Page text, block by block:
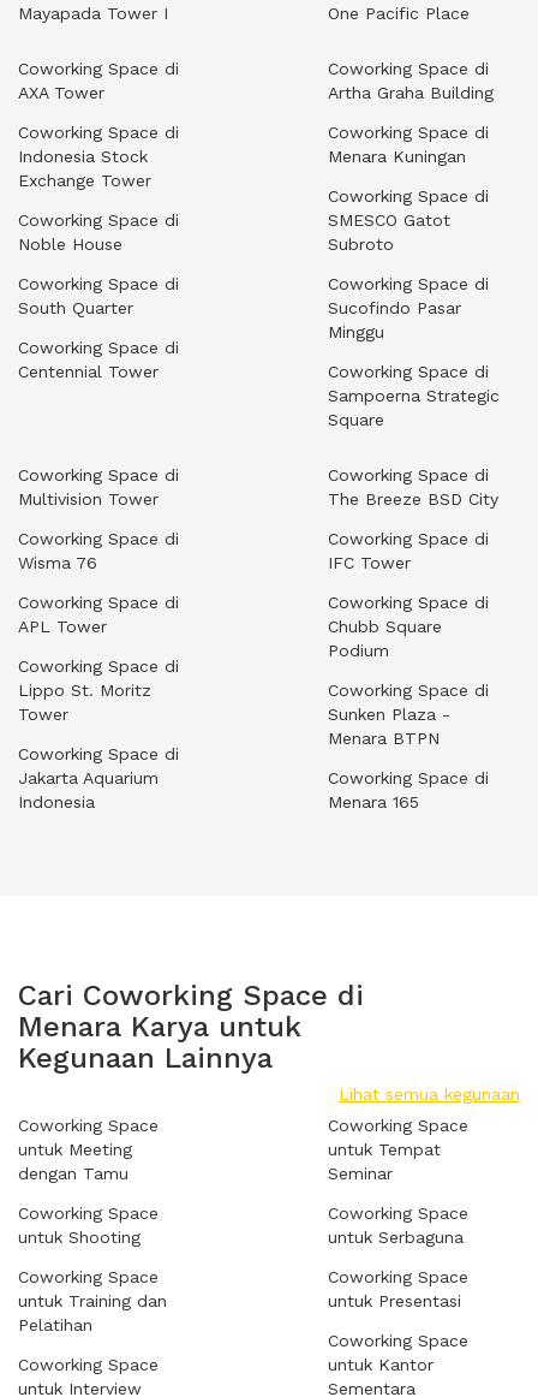
Mayapada Tower I One Pacific Place
Coworking Space di
AXA Tower
Coworking Space di
Indonesia Stock
Exchange Tower
Coworking Space di
Noble House
Coworking Space di
South Quarter
Coworking Space di
Centennial Tower
Coworking Space di
Artha Graha Building
Coworking Space di
Menara Kuningan
Coworking Space di
SMESCO Gatot
Subroto
Coworking Space di
Sucofindo Pasar
Minggu
Coworking Space di
Sampoerna Strategic
Square
Coworking Space di
Multivision Tower
Coworking Space di
Wisma 76
Coworking Space di
APL Tower
Coworking Space di
Lippo St. Moritz
Tower
Coworking Space di
Jakarta Aquarium
Indonesia
Coworking Space di
The Breeze BSD City
Coworking Space di
IFC Tower
Coworking Space di
Chubb Square
Podium
Coworking Space di
Sunken Plaza -
Menara BTPN
Coworking Space di
Menara 165
Cari Coworking Space di
Menara Karya untuk
Kegunaan Lainnya
Lihat semua kegunaan
Coworking Space
untuk Meeting
dengan Tamu
Coworking Space
untuk Shooting
Coworking Space
untuk Training dan
Pelatihan
Coworking Space
untuk Interview
Coworking Space
untuk Tempat
Seminar
Coworking Space
untuk Serbaguna
Coworking Space
untuk Presentasi
Coworking Space
untuk Kantor
Sementara